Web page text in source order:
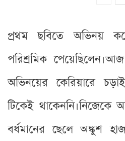
প্রথম ছবিতে অভিনয়
পরিশ্রমিক
অভিনয়ের কেরিয়ারে
টিকেই থাকেননি।নিজেকে
বর্ধমানের ছেলে অঙ্কুশ